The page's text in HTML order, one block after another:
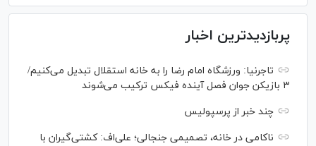
پربازدیدترین اخبار
تاجرنیا: ورزشگاه امام رضا را به خانه استقلال تبدیل می‌کنیم/
۳ بازیکن جوان فصل آینده فیکس ترکیب می‌شوند
چند خبر از پرسپولیس
ناکامی در خانه، تصمیمی جنجالی؛ علی‌اف: کشتی‌گیران با